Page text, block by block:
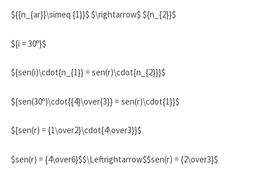
${{n_{ar}}\simeq {1}}$ $\rightarrow$ ${n_{2}}$
${i = 30º}$
${sen(i)\cdot{n_{1}} = sen(r)\cdot{n_{2}}}$
${sen(30º)\cdot{{4}\over{3}} = sen(r)\cdot{1}}$
${sen(r) = {1\over2}\cdot{4\over3}}$
$sen(r) = {4\over6}$$\Leftrightarrow$$sen(r) = {2\over3}$